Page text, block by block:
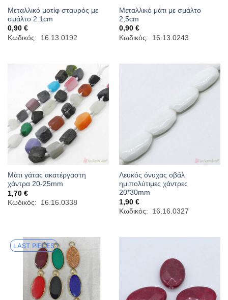
Μεταλλικό μοτίφ σταυρός με
σμάλτο 2.1cm
0,90 €
Κωδικός: 16.13.0192
Μεταλλικό μάτι με σμάλτο
2,5cm
0,90 €
Κωδικός: 16.13.0243
Μάτι γάτας ακατέργαστη
χάντρα 20-25mm
1,70 €
Κωδικός: 16.16.0338
Λευκός όνυχας οβάλ
ημιπολύτιμες χάντρες
20*30mm
1,90 €
Κωδικός: 16.16.0327
LAST PIECES